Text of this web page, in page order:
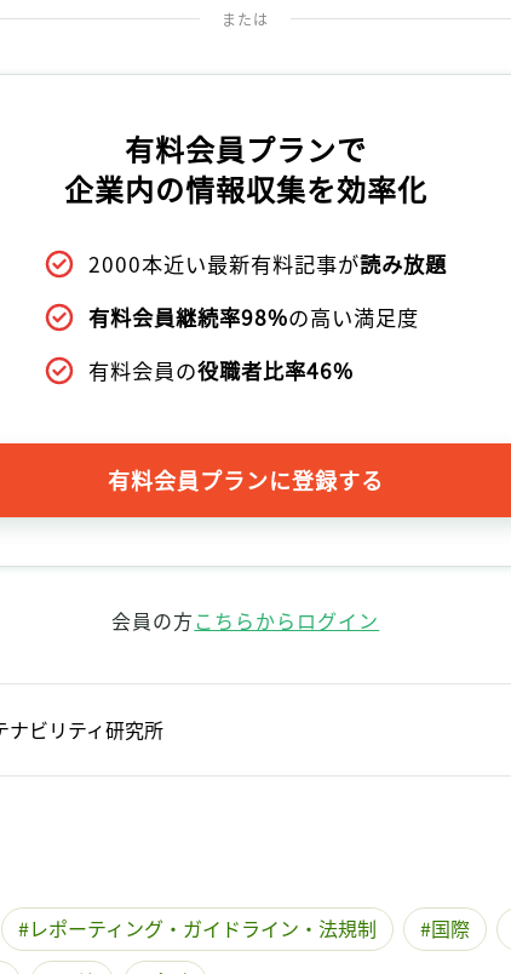
または
有料会員プランで
企業内の情報収集を効率化
2000本近い最新有料記事が読み放題
有料会員継続率98%の高い満足度
有料会員の役職者比率46%
有料会員プランに登録する
会員の方こちらからログイン
ナビリティ研究所
レポーティング・ガイドライン・法規制 国際